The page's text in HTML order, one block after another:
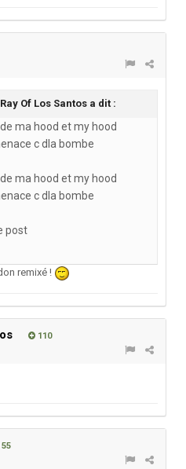
Of Los Santos a dit :
ma hood et my hood
c dla bombe
ma hood et my hood
c dla bombe
post
remixé !
110
55